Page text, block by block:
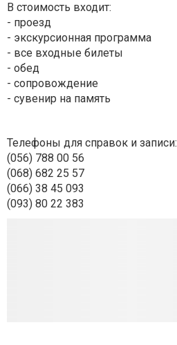
В стоимость входит:
- проезд
- экскурсионная программа
- все входные билеты
- обед
- сопровождение
- сувенир на память
Телефоны для справок и записи:
(056) 788 00 56
(068) 682 25 57
(066) 38 45 093
(093) 80 22 383